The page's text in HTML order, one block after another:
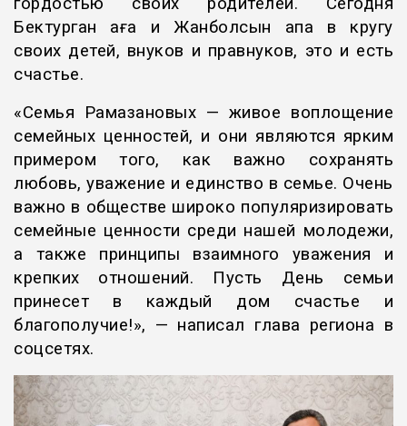
гордостью своих родителей. Сегодня
Бектурган аға и Жанболсын апа в кругу
своих детей, внуков и правнуков, это и есть
счастье.
«Семья Рамазановых — живое воплощение
семейных ценностей, и они являются ярким
примером того, как важно сохранять
любовь, уважение и единство в семье. Очень
важно в обществе широко популяризировать
семейные ценности среди нашей молодежи,
а также принципы взаимного уважения и
крепких отношений. Пусть День семьи
принесет в каждый дом счастье и
благополучие!», — написал глава региона в
соцсетях.